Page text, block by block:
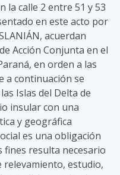
la calle 2 entre 51 y 53
en este acto por
acuerdan
Acción Conjunta en el
en orden a las
a continuación se
Islas del Delta de
insular con una
y geográfica
es una obligación
fines resulta necesario
relevamiento, estudio,